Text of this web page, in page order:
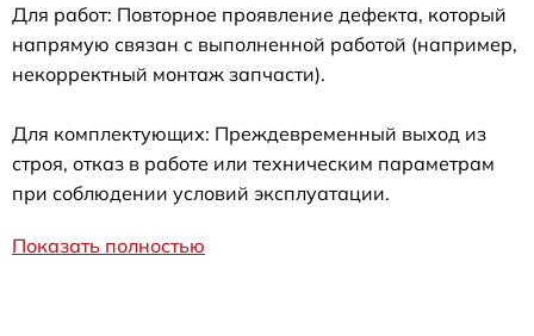
Для работ: Повторное проявление дефекта, который
напрямую связан с выполненной работой (например,
некорректный монтаж запчасти).
Для комплектующих: Преждевременный выход из
строя, отказ в работе или техническим параметрам
при соблюдении условий эксплуатации.
Показать полностью